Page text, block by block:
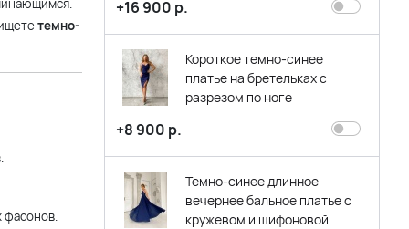
+16 900 р.
Короткое темно-синее
платье на бретельках с
разрезом по ноге
+8 900 р.
Темно-синее длинное
вечернее бальное платье с
кружевом и шифоновой
темно-
фасонов.